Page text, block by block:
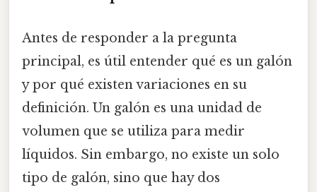
Antes de responder a la pregunta
principal, es útil entender qué es un galón
y por qué existen variaciones en su
definición. Un galón es una unidad de
volumen que se utiliza para medir
líquidos. Sin embargo, no existe un solo
tipo de galón, sino que hay dos